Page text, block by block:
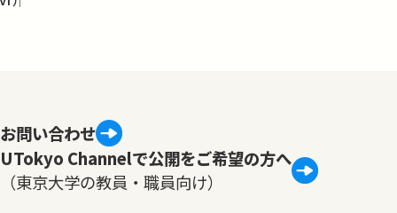
お問い合わせ
UTokyo Channelで公開をご希望の方へ
（東京大学の教員・職員向け）